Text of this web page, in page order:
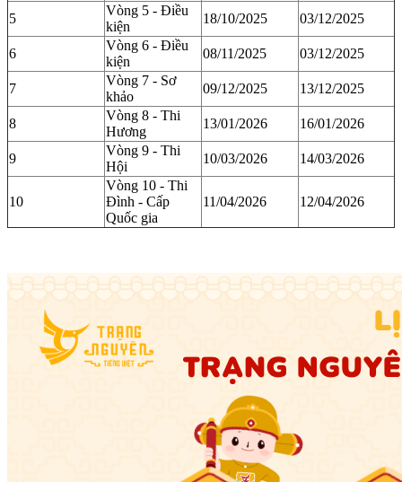
5
Vòng 5 - Điều
kiện
18/10/2025 03/12/2025
6
Vòng 6 - Điều
kiện
08/11/2025 03/12/2025
7
Vòng 7 - Sơ
khảo
09/12/2025 13/12/2025
8
Vòng 8 - Thi
Hương
13/01/2026 16/01/2026
9
Vòng 9 - Thi
Hội
10/03/2026 14/03/2026
10
Vòng 10 - Thi
Đình - Cấp
Quốc gia
11/04/2026 12/04/2026